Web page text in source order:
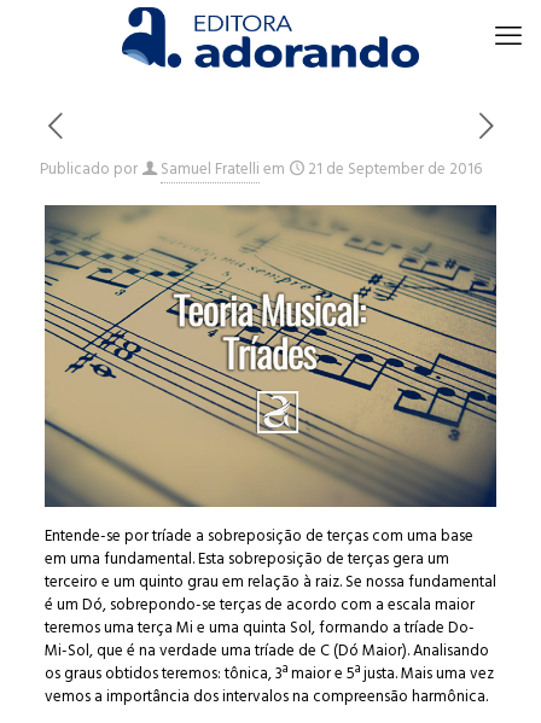
Publicado por Samuel Fratelliem 21 de September de 2016
Entende-se por tríade a sobreposição de terças com uma base
em uma fundamental. Esta sobreposição de terças gera um
terceiro e um quinto grau em relação à raiz. Se nossa fundamental
é um Dó, sobrepondo-se terças de acordo com a escala maior
teremos uma terça Mi e uma quinta Sol, formando a tríade Do-
Mi-Sol, que é na verdade uma tríade de C (Dó Maior). Analisando
os graus obtidos teremos: tônica, 3ª maior e 5ª justa. Mais uma vez
vemos a importância dos intervalos na compreensão harmônica.